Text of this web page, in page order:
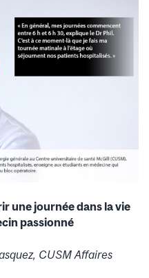
une journée dans la vie
passionné
CUSM Affaires